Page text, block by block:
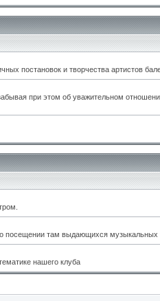
постановок и творчества артистов
при этом об уважительном
посещении там выдающихся музыкальных
нашего клуба